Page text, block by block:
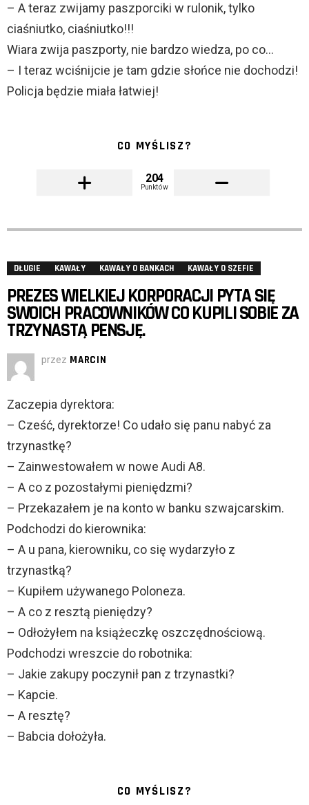
– A teraz zwijamy paszporciki w rulonik, tylko
ciaśniutko, ciaśniutko!!!
Wiara zwija paszporty, nie bardzo wiedza, po co…
– I teraz wciśnijcie je tam gdzie słońce nie dochodzi!
Policja będzie miała łatwiej!
CO MYŚLISZ?
204
Punktów
DŁUGIE KAWAŁY KAWAŁY O BANKACH KAWAŁY O SZEFIE
PREZES WIELKIEJ KORPORACJI PYTA SIĘ
SWOICH PRACOWNIKÓW CO KUPILI SOBIE ZA
TRZYNASTĄ PENSJĘ.
przez MARCIN
Zaczepia dyrektora:
– Cześć, dyrektorze! Co udało się panu nabyć za
trzynastkę?
– Zainwestowałem w nowe Audi A8.
– A co z pozostałymi pieniędzmi?
– Przekazałem je na konto w banku szwajcarskim.
Podchodzi do kierownika:
– A u pana, kierowniku, co się wydarzyło z
trzynastką?
– Kupiłem używanego Poloneza.
– A co z resztą pieniędzy?
– Odłożyłem na książeczkę oszczędnościową.
Podchodzi wreszcie do robotnika:
– Jakie zakupy poczynił pan z trzynastki?
– Kapcie.
– A resztę?
– Babcia dołożyła.
CO MYŚLISZ?